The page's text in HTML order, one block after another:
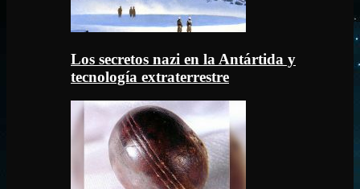
Los secretos nazi en la Antártida y
tecnología extraterrestre